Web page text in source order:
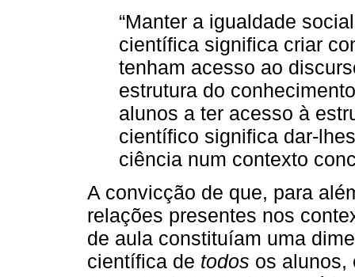
“Manter a igualdade
científica significa criar
tenham acesso ao
estrutura do
alunos a ter acesso à
científico significa dar-
ciência num contexto
A convicção de que, para
relações presentes nos
de aula constituíam uma
científica de todos os alunos,